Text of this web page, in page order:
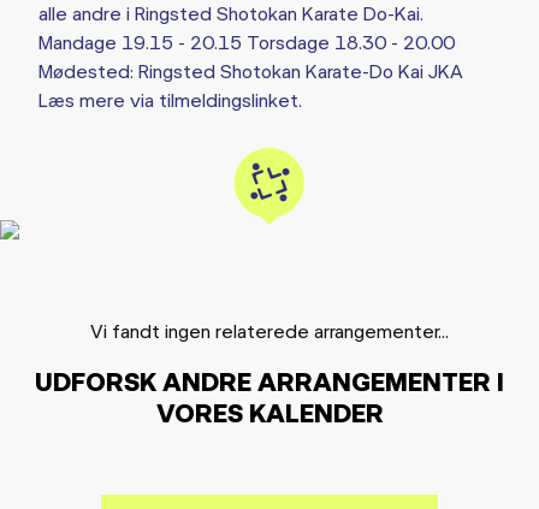
alle andre i Ringsted Shotokan Karate Do-Kai.
Mandage 19.15 - 20.15 Torsdage 18.30 - 20.00
Mødested: Ringsted Shotokan Karate-Do Kai JKA
Læs mere via tilmeldingslinket.
Vi fandt ingen relaterede arrangementer...
UDFORSK ANDRE ARRANGEMENTER I
VORES KALENDER